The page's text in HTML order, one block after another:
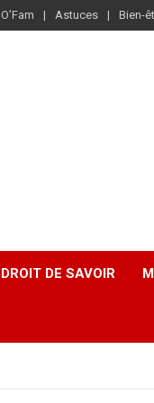
O’Fam Astuces Bien-
DROIT DE SAVOIR